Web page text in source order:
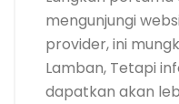
mengunjungi
provider, ini
Lamban, Tetapi
dapatkan akan